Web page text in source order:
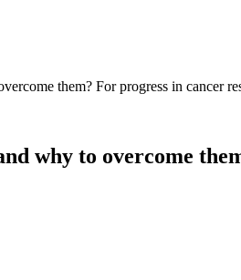
them? For progress in cancer
why to overcome